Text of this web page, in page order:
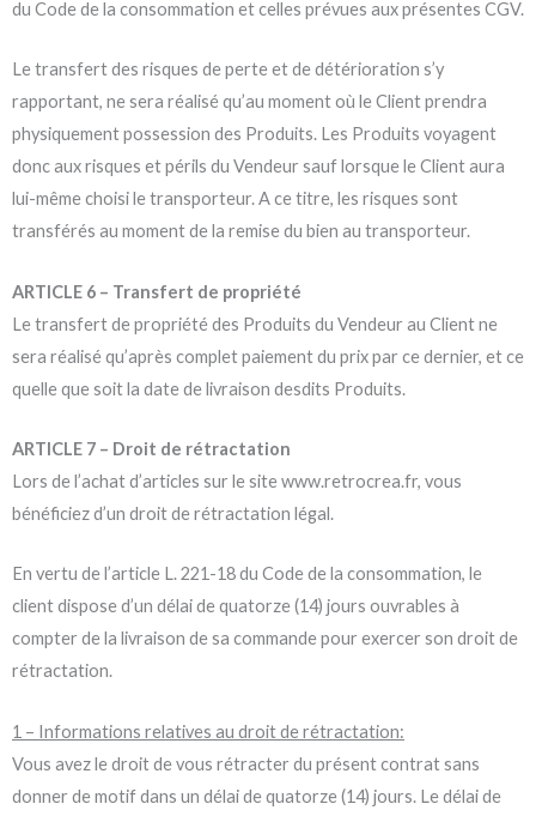
du Code de la consommation et celles prévues aux présentes CGV.
Le transfert des risques de perte et de détérioration s’y
rapportant, ne sera réalisé qu’au moment où le Client prendra
physiquement possession des Produits. Les Produits voyagent
donc aux risques et périls du Vendeur sauf lorsque le Client aura
lui-même choisi le transporteur. A ce titre, les risques sont
transférés au moment de la remise du bien au transporteur.
ARTICLE 6 – Transfert de propriété
Le transfert de propriété des Produits du Vendeur au Client ne
sera réalisé qu’après complet paiement du prix par ce dernier, et ce
quelle que soit la date de livraison desdits Produits.
ARTICLE 7 – Droit de rétractation
Lors de l’achat d’articles sur le site www.retrocrea.fr, vous
bénéficiez d’un droit de rétractation légal.
En vertu de l’article L. 221-18 du Code de la consommation, le
client dispose d’un délai de quatorze (14) jours ouvrables à
compter de la livraison de sa commande pour exercer son droit de
rétractation.
1 – Informations relatives au droit de rétractation:
Vous avez le droit de vous rétracter du présent contrat sans
donner de motif dans un délai de quatorze (14) jours. Le délai de